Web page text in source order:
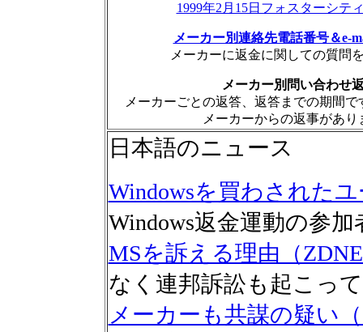
1999年2月15日フォスターシテ
メーカー別連絡先電話番号＆e-
メーカーに返金に関しての質問
メーカー別問い合わせ
メーカーごとの返答、返答までの期間
メーカーからの返事があ
日本語のニュース
Windowsを買わされた
Windows返金運動の参
MSを訴える理由（
なく連邦訴訟も起こっ
メーカーも共謀の疑い